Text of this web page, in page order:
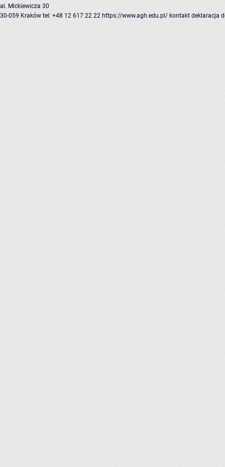
al. Mickiewicza 30
30-059 Kraków tel: +48 12 617 22 22 https://www.agh.edu.pl/ kontakt deklaracja